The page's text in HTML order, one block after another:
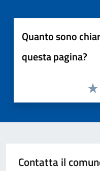
Quanto sono
questa pagina?
Contatta il